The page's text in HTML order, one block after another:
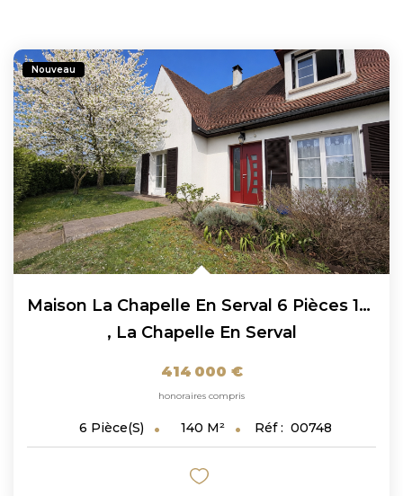
Nouveau
Maison La Chapelle En Serval 6 Pièces 140 M² Avec Sous-Sol...
, La Chapelle En Serval
414 000 €
honoraires compris
6 Pièce(s) 140 M² Réf : 00748